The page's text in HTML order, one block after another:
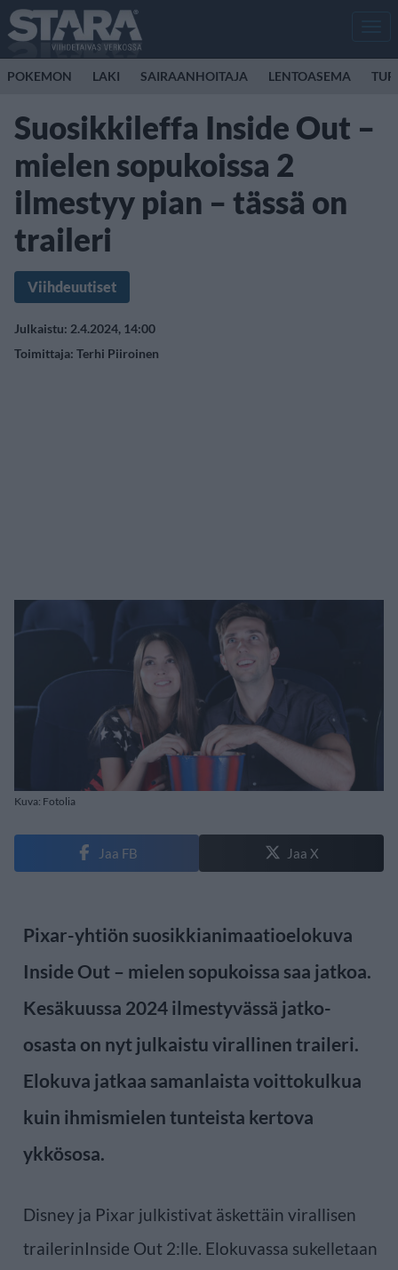
POKEMON LAKI SAIRAANHOITAJA LENTOASEMA
Suosikkileffa Inside Out –
mielen sopukoissa 2
ilmestyy pian – tässä on
traileri
Viihdeuutiset
Julkaistu: 2.4.2024, 14:00
Toimittaja: Terhi Piiroinen
Kuva: Fotolia
Jaa FB Jaa X
Pixar-yhtiön suosikkianimaatioelokuva
Inside Out – mielen sopukoissa saa jatkoa.
Kesäkuussa 2024 ilmestyvässä jatko-
osasta on nyt julkaistu virallinen traileri.
Elokuva jatkaa samanlaista voittokulkua
kuin ihmismielen tunteista kertova
ykkösosa.
Disney ja Pixar julkistivat äskettäin virallisen
trailerinInside Out 2:lle. Elokuvassa sukelletaan